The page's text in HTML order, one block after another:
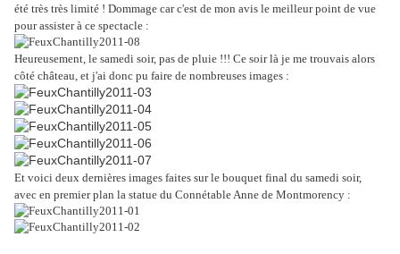
été très très limité ! Dommage car c'est de mon avis le meilleur point de vue
pour assister à ce spectacle :
Heureusement, le samedi soir, pas de pluie !!! Ce soir là je me trouvais alors
côté château, et j'ai donc pu faire de nombreuses images :
Et voici deux dernières images faites sur le bouquet final du samedi soir,
avec en premier plan la statue du Connétable Anne de Montmorency :